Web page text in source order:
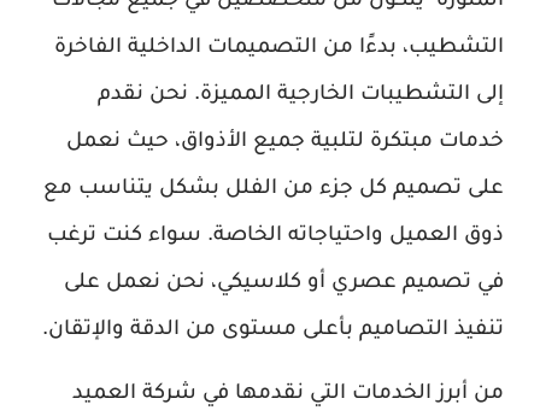
التشطيب، بدءًا من التصميمات الداخلية الفاخرة
إلى التشطيبات الخارجية المميزة. نحن نقدم
خدمات مبتكرة لتلبية جميع الأذواق، حيث نعمل
على تصميم كل جزء من الفلل بشكل يتناسب مع
ذوق العميل واحتياجاته الخاصة. سواء كنت ترغب
في تصميم عصري أو كلاسيكي، نحن نعمل على
تنفيذ التصاميم بأعلى مستوى من الدقة والإتقان.
من أبرز الخدمات التي نقدمها في شركة العميد